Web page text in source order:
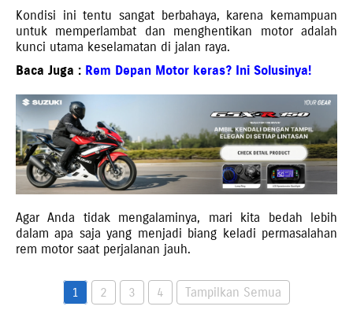
Kondisi ini tentu sangat berbahaya, karena kemampuan
untuk memperlambat dan menghentikan motor adalah
kunci utama keselamatan di jalan raya.
Baca Juga : Rem Depan Motor keras? Ini Solusinya!
Agar Anda tidak mengalaminya, mari kita bedah lebih
dalam apa saja yang menjadi biang keladi permasalahan
rem motor saat perjalanan jauh.
1 2 3 4 Tampilkan Semua